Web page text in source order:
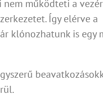
működteti a
Így elérve a
klónozhatunk is egy
tudom!